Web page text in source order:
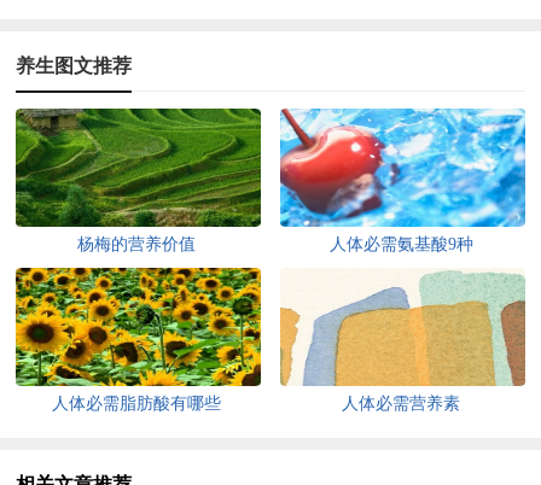
养生图文推荐
杨梅的营养价值 人体必需氨基酸9种
人体必需脂肪酸有哪些 人体必需营养素